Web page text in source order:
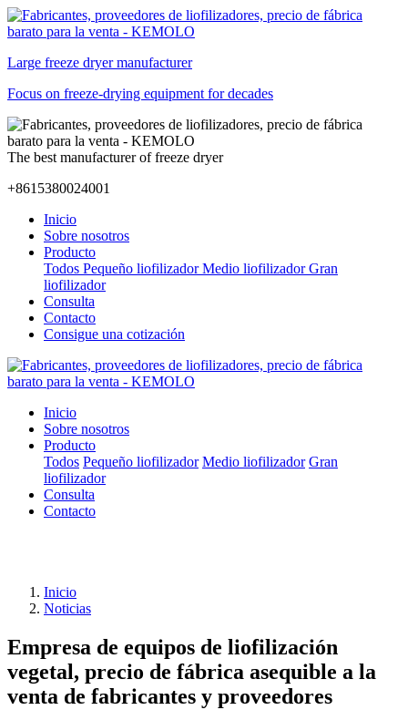
Large freeze dryer manufacturer
Focus on freeze-drying equipment for decades
The best manufacturer of freeze dryer
+8615380024001
Inicio
Sobre nosotros
Producto
Todos Pequeño liofilizador Medio liofilizador Gran
liofilizador
Consulta
Contacto
Consigue una cotización
Inicio
Sobre nosotros
Producto
Todos Pequeño liofilizador Medio liofilizador Gran
liofilizador
Consulta
Contacto
Inicio
Noticias
Empresa de equipos de liofilización
vegetal, precio de fábrica asequible a la
venta de fabricantes y proveedores